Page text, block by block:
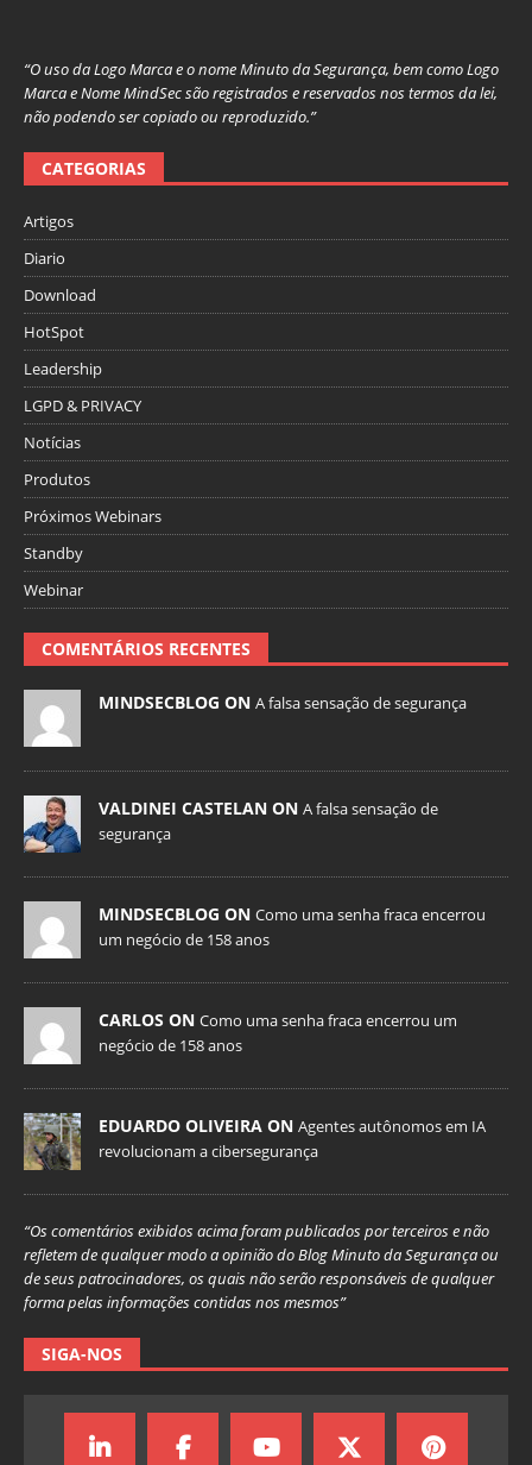
“O uso da Logo Marca e o nome Minuto da Segurança, bem como Logo
Marca e Nome MindSec são registrados e reservados nos termos da lei,
não podendo ser copiado ou reproduzido.”
CATEGORIAS
Artigos
Diario
Download
HotSpot
Leadership
LGPD & PRIVACY
Notícias
Produtos
Próximos Webinars
Standby
Webinar
COMENTÁRIOS RECENTES
MINDSECBLOG ON A falsa sensação de segurança
VALDINEI CASTELAN ON A falsa sensação de
segurança
MINDSECBLOG ON Como uma senha fraca encerrou
um negócio de 158 anos
CARLOS ON Como uma senha fraca encerrou um
negócio de 158 anos
EDUARDO OLIVEIRA ON Agentes autônomos em IA
revolucionam a cibersegurança
“Os comentários exibidos acima foram publicados por terceiros e não
refletem de qualquer modo a opinião do Blog Minuto da Segurança ou
de seus patrocinadores, os quais não serão responsáveis de qualquer
forma pelas informações contidas nos mesmos”
SIGA-NOS